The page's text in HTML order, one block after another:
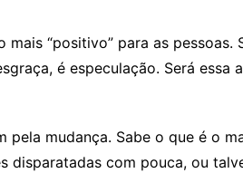
“positivo” para as pessoas.
é especulação. Será essa
mudança. Sabe o que é o
disparatadas com pouca, ou